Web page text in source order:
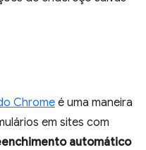
Chrome é uma maneira
em sites com
automático